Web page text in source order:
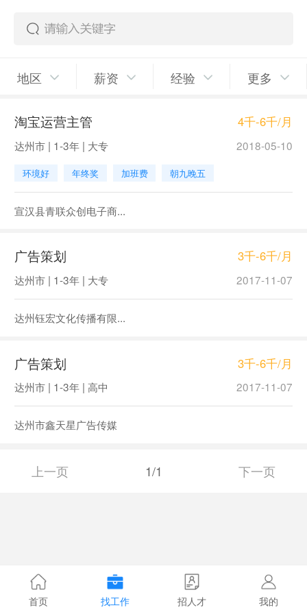
地区 薪资 经验 更多
淘宝运营主管 4千-6千/月
达州市 | 1-3年 | 大专 2018-05-10
环境好 年终奖 加班费 朝九晚五
宣汉县青联众创电子商...
广告策划 3千-6千/月
达州市 | 1-3年 | 大专 2017-11-07
达州钰宏文化传播有限...
广告策划 3千-6千/月
达州市 | 1-3年 | 高中 2017-11-07
达州市鑫天星广告传媒
上一页 1/1 下一页
首页 找工作 招人才 我的